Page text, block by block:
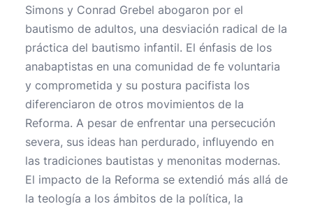
Simons y Conrad Grebel abogaron por el
bautismo de adultos, una desviación radical de la
práctica del bautismo infantil. El énfasis de los
anabaptistas en una comunidad de fe voluntaria
y comprometida y su postura pacifista los
diferenciaron de otros movimientos de la
Reforma. A pesar de enfrentar una persecución
severa, sus ideas han perdurado, influyendo en
las tradiciones bautistas y menonitas modernas.
El impacto de la Reforma se extendió más allá de
la teología a los ámbitos de la política, la